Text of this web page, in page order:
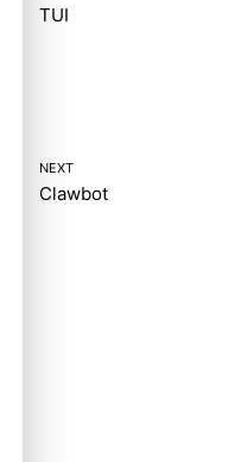
TUI
NEXT
Clawbot